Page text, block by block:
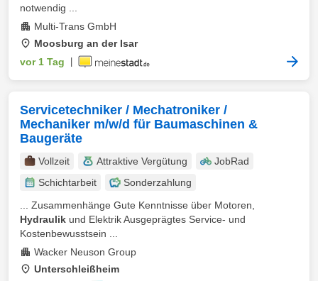
notwendig ...
Multi-Trans GmbH
Moosburg an der Isar
vor 1 Tag
Servicetechniker / Mechatroniker /
Mechaniker m/w/d für Baumaschinen &
Baugeräte
Vollzeit Attraktive Vergütung
JobRad
Schichtarbeit
Sonderzahlung
... Zusammenhänge Gute Kenntnisse über Motoren,
Hydraulik und Elektrik Ausgeprägtes Service- und
Kostenbewusstsein ...
Wacker Neuson Group
Unterschleißheim